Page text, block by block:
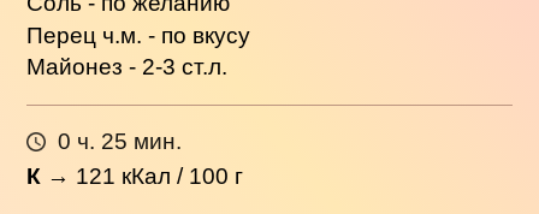
Перец ч.м. - по вкусу
Майонез - 2-3 ст.л.
0 ч. 25 мин.
К → 121 кКал / 100 г